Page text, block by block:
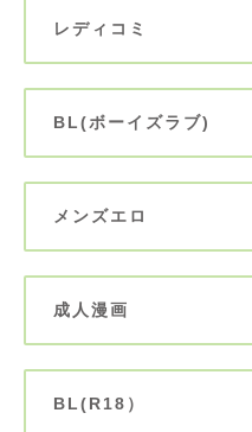
レディコミ
BL(ボーイズラブ)
メンズエロ
成人漫画
BL(R18）